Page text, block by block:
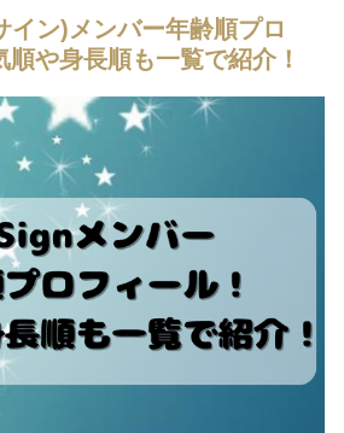
イン)メンバー年齢順プロ
順や身長順も一覧で紹介！